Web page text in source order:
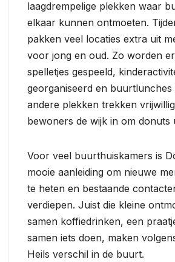
laagdrempelige plekken waar
elkaar kunnen ontmoeten.
pakken veel locaties extra uit
voor jong en oud. Zo worden
spelletjes gespeeld,
georganiseerd en buurtlunches
andere plekken trekken
bewoners de wijk in om donuts
Voor veel buurthuiskamers is
mooie aanleiding om nieuwe
te heten en bestaande
verdiepen. Juist die kleine
samen koffiedrinken, een
samen iets doen, maken
Heils verschil in de buurt.